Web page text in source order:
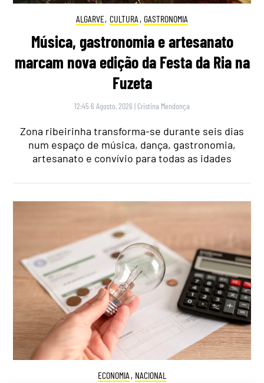
ALGARVE, CULTURA , GASTRONOMIA
Música, gastronomia e artesanato
marcam nova edição da Festa da Ria na
Fuzeta
12:45 6 Agosto, 2026 | Cristina Mendonça
Zona ribeirinha transforma-se durante seis dias
num espaço de música, dança, gastronomia,
artesanato e convívio para todas as idades
ECONOMIA , NACIONAL